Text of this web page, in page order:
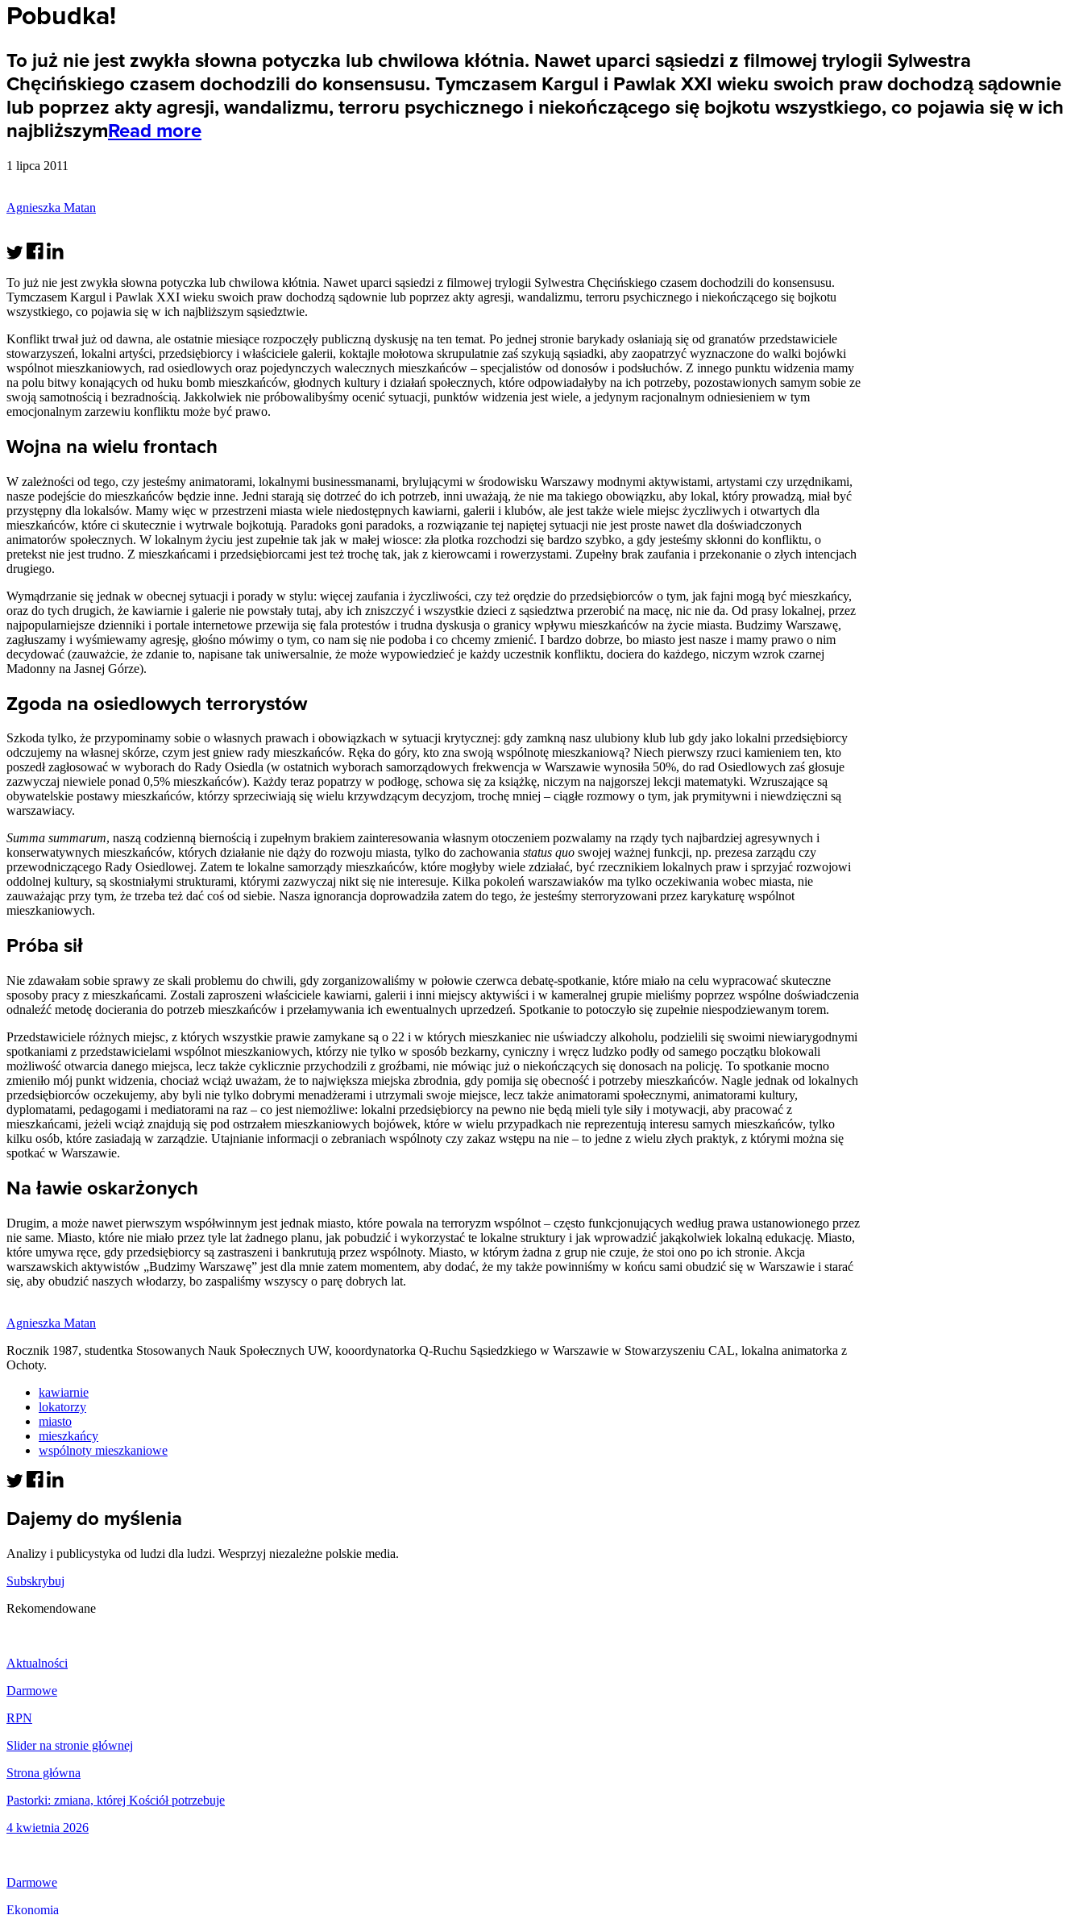
Pobudka!
To już nie jest zwykła słowna potyczka lub chwilowa kłótnia. Nawet uparci sąsiedzi z filmowej trylogii Sylwestra
Chęcińskiego czasem dochodzili do konsensusu. Tymczasem Kargul i Pawlak XXI wieku swoich praw dochodzą sądownie
lub poprzez akty agresji, wandalizmu, terroru psychicznego i niekończącego się bojkotu wszystkiego, co pojawia się w ich
najbliższymRead more
1 lipca 2011
Agnieszka Matan
To już nie jest zwykła słowna potyczka lub chwilowa kłótnia. Nawet uparci sąsiedzi z filmowej trylogii Sylwestra Chęcińskiego czasem dochodzili do konsensusu.
Tymczasem Kargul i Pawlak XXI wieku swoich praw dochodzą sądownie lub poprzez akty agresji, wandalizmu, terroru psychicznego i niekończącego się bojkotu
wszystkiego, co pojawia się w ich najbliższym sąsiedztwie.
Konflikt trwał już od dawna, ale ostatnie miesiące rozpoczęły publiczną dyskusję na ten temat. Po jednej stronie barykady osłaniają się od granatów przedstawiciele
stowarzyszeń, lokalni artyści, przedsiębiorcy i właściciele galerii, koktajle mołotowa skrupulatnie zaś szykują sąsiadki, aby zaopatrzyć wyznaczone do walki bojówki
wspólnot mieszkaniowych, rad osiedlowych oraz pojedynczych walecznych mieszkańców – specjalistów od donosów i podsłuchów. Z innego punktu widzenia mamy
na polu bitwy konających od huku bomb mieszkańców, głodnych kultury i działań społecznych, które odpowiadałyby na ich potrzeby, pozostawionych samym sobie ze
swoją samotnością i bezradnością. Jakkolwiek nie próbowalibyśmy ocenić sytuacji, punktów widzenia jest wiele, a jedynym racjonalnym odniesieniem w tym
emocjonalnym zarzewiu konfliktu może być prawo.
Wojna na wielu frontach
W zależności od tego, czy jesteśmy animatorami, lokalnymi businessmanami, brylującymi w środowisku Warszawy modnymi aktywistami, artystami czy urzędnikami,
nasze podejście do mieszkańców będzie inne. Jedni starają się dotrzeć do ich potrzeb, inni uważają, że nie ma takiego obowiązku, aby lokal, który prowadzą, miał być
przystępny dla lokalsów. Mamy więc w przestrzeni miasta wiele niedostępnych kawiarni, galerii i klubów, ale jest także wiele miejsc życzliwych i otwartych dla
mieszkańców, które ci skutecznie i wytrwale bojkotują. Paradoks goni paradoks, a rozwiązanie tej napiętej sytuacji nie jest proste nawet dla doświadczonych
animatorów społecznych. W lokalnym życiu jest zupełnie tak jak w małej wiosce: zła plotka rozchodzi się bardzo szybko, a gdy jesteśmy skłonni do konfliktu, o
pretekst nie jest trudno. Z mieszkańcami i przedsiębiorcami jest też trochę tak, jak z kierowcami i rowerzystami. Zupełny brak zaufania i przekonanie o złych intencjach
drugiego.
Wymądrzanie się jednak w obecnej sytuacji i porady w stylu: więcej zaufania i życzliwości, czy też orędzie do przedsiębiorców o tym, jak fajni mogą być mieszkańcy,
oraz do tych drugich, że kawiarnie i galerie nie powstały tutaj, aby ich zniszczyć i wszystkie dzieci z sąsiedztwa przerobić na macę, nic nie da. Od prasy lokalnej, przez
najpopularniejsze dzienniki i portale internetowe przewija się fala protestów i trudna dyskusja o granicy wpływu mieszkańców na życie miasta. Budzimy Warszawę,
zagłuszamy i wyśmiewamy agresję, głośno mówimy o tym, co nam się nie podoba i co chcemy zmienić. I bardzo dobrze, bo miasto jest nasze i mamy prawo o nim
decydować (zauważcie, że zdanie to, napisane tak uniwersalnie, że może wypowiedzieć je każdy uczestnik konfliktu, dociera do każdego, niczym wzrok czarnej
Madonny na Jasnej Górze).
Zgoda na osiedlowych terrorystów
Szkoda tylko, że przypominamy sobie o własnych prawach i obowiązkach w sytuacji krytycznej: gdy zamkną nasz ulubiony klub lub gdy jako lokalni przedsiębiorcy
odczujemy na własnej skórze, czym jest gniew rady mieszkańców. Ręka do góry, kto zna swoją wspólnotę mieszkaniową? Niech pierwszy rzuci kamieniem ten, kto
poszedł zagłosować w wyborach do Rady Osiedla (w ostatnich wyborach samorządowych frekwencja w Warszawie wynosiła 50%, do rad Osiedlowych zaś głosuje
zazwyczaj niewiele ponad 0,5% mieszkańców). Każdy teraz popatrzy w podłogę, schowa się za książkę, niczym na najgorszej lekcji matematyki. Wzruszające są
obywatelskie postawy mieszkańców, którzy sprzeciwiają się wielu krzywdzącym decyzjom, trochę mniej – ciągłe rozmowy o tym, jak prymitywni i niewdzięczni są
warszawiacy.
Summa summarum, naszą codzienną biernością i zupełnym brakiem zainteresowania własnym otoczeniem pozwalamy na rządy tych najbardziej agresywnych i
konserwatywnych mieszkańców, których działanie nie dąży do rozwoju miasta, tylko do zachowania status quo swojej ważnej funkcji, np. prezesa zarządu czy
przewodniczącego Rady Osiedlowej. Zatem te lokalne samorządy mieszkańców, które mogłyby wiele zdziałać, być rzecznikiem lokalnych praw i sprzyjać rozwojowi
oddolnej kultury, są skostniałymi strukturami, którymi zazwyczaj nikt się nie interesuje. Kilka pokoleń warszawiaków ma tylko oczekiwania wobec miasta, nie
zauważając przy tym, że trzeba też dać coś od siebie. Nasza ignorancja doprowadziła zatem do tego, że jesteśmy sterroryzowani przez karykaturę wspólnot
mieszkaniowych.
Próba sił
Nie zdawałam sobie sprawy ze skali problemu do chwili, gdy zorganizowaliśmy w połowie czerwca debatę-spotkanie, które miało na celu wypracować skuteczne
sposoby pracy z mieszkańcami. Zostali zaproszeni właściciele kawiarni, galerii i inni miejscy aktywiści i w kameralnej grupie mieliśmy poprzez wspólne doświadczenia
odnaleźć metodę docierania do potrzeb mieszkańców i przełamywania ich ewentualnych uprzedzeń. Spotkanie to potoczyło się zupełnie niespodziewanym torem.
Przedstawiciele różnych miejsc, z których wszystkie prawie zamykane są o 22 i w których mieszkaniec nie uświadczy alkoholu, podzielili się swoimi niewiarygodnymi
spotkaniami z przedstawicielami wspólnot mieszkaniowych, którzy nie tylko w sposób bezkarny, cyniczny i wręcz ludzko podły od samego początku blokowali
możliwość otwarcia danego miejsca, lecz także cyklicznie przychodzili z groźbami, nie mówiąc już o niekończących się donosach na policję. To spotkanie mocno
zmieniło mój punkt widzenia, chociaż wciąż uważam, że to największa miejska zbrodnia, gdy pomija się obecność i potrzeby mieszkańców. Nagle jednak od lokalnych
przedsiębiorców oczekujemy, aby byli nie tylko dobrymi menadżerami i utrzymali swoje miejsce, lecz także animatorami społecznymi, animatorami kultury,
dyplomatami, pedagogami i mediatorami na raz – co jest niemożliwe: lokalni przedsiębiorcy na pewno nie będą mieli tyle siły i motywacji, aby pracować z
mieszkańcami, jeżeli wciąż znajdują się pod ostrzałem mieszkaniowych bojówek, które w wielu przypadkach nie reprezentują interesu samych mieszkańców, tylko
kilku osób, które zasiadają w zarządzie. Utajnianie informacji o zebraniach wspólnoty czy zakaz wstępu na nie – to jedne z wielu złych praktyk, z którymi można się
spotkać w Warszawie.
Na ławie oskarżonych
Drugim, a może nawet pierwszym współwinnym jest jednak miasto, które powala na terroryzm wspólnot – często funkcjonujących według prawa ustanowionego przez
nie same. Miasto, które nie miało przez tyle lat żadnego planu, jak pobudzić i wykorzystać te lokalne struktury i jak wprowadzić jakąkolwiek lokalną edukację. Miasto,
które umywa ręce, gdy przedsiębiorcy są zastraszeni i bankrutują przez wspólnoty. Miasto, w którym żadna z grup nie czuje, że stoi ono po ich stronie. Akcja
warszawskich aktywistów „Budzimy Warszawę” jest dla mnie zatem momentem, aby dodać, że my także powinniśmy w końcu sami obudzić się w Warszawie i starać
się, aby obudzić naszych włodarzy, bo zaspaliśmy wszyscy o parę dobrych lat.
Agnieszka Matan
Rocznik 1987, studentka Stosowanych Nauk Społecznych UW, kooordynatorka Q-Ruchu Sąsiedzkiego w Warszawie w Stowarzyszeniu CAL, lokalna animatorka z
Ochoty.
kawiarnie
lokatorzy
miasto
mieszkańcy
wspólnoty mieszkaniowe
Dajemy do myślenia
Analizy i publicystyka od ludzi dla ludzi. Wesprzyj niezależne polskie media.
Subskrybuj
Rekomendowane
Aktualności
Darmowe
RPN
Slider na stronie głównej
Strona główna
Pastorki: zmiana, której Kościół potrzebuje
4 kwietnia 2026
Darmowe
Ekonomia